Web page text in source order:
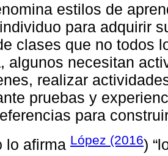
estilos de
para adquirir
clases que no todos
algunos necesitan
realizar
pruebas y
para
lo afirma López (2016)